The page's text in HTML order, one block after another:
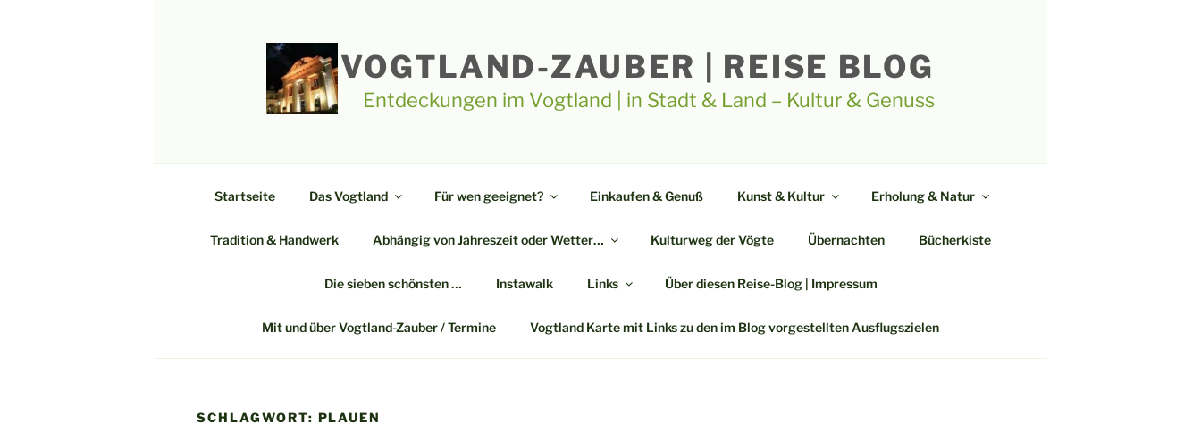
VOGTLAND-ZAUBER | REISE BLOG
Entdeckungen im Vogtland | in Stadt & Land – Kultur & Genuss
Startseite Das Vogtland Für wen geeignet? Einkaufen & Genuß Kunst & Kultur Erholung & Natur
Tradition & Handwerk Abhängig von Jahreszeit oder Wetter… Kulturweg der Vögte Übernachten Bücherkiste
Die sieben schönsten … Instawalk Links Über diesen Reise-Blog | Impressum
Mit und über Vogtland-Zauber / Termine Vogtland Karte mit Links zu den im Blog vorgestellten Ausflugszielen
SCHLAGWORT: PLAUEN